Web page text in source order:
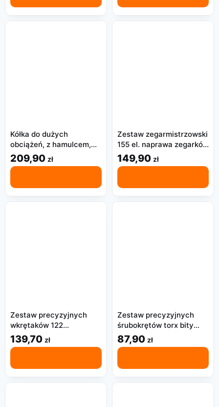
Kółka do dużych
obciążeń, z hamulcem,
poliuretan,
pomarańczowe, 4 szt.
209,90 zł
Zestaw zegarmistrzowski
155 el. naprawa zegarków
baterie paski etui
149,90 zł
Zestaw precyzyjnych
wkrętaków 122
magnetyczne bity torx
krzyżak do naprawy
139,70 zł
Zestaw precyzyjnych
śrubokrętów torx bity
wkrętaki narzędzi 25
elementów
87,90 zł